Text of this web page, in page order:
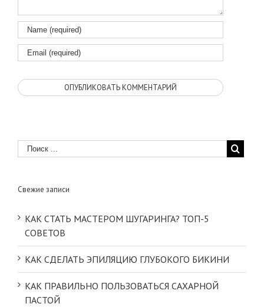
Свежие записи
КАК СТАТЬ МАСТЕРОМ ШУГАРИНГА? ТОП-5
СОВЕТОВ
КАК СДЕЛАТЬ ЭПИЛЯЦИЮ ГЛУБОКОГО БИКИНИ
КАК ПРАВИЛЬНО ПОЛЬЗОВАТЬСЯ САХАРНОЙ
ПАСТОЙ